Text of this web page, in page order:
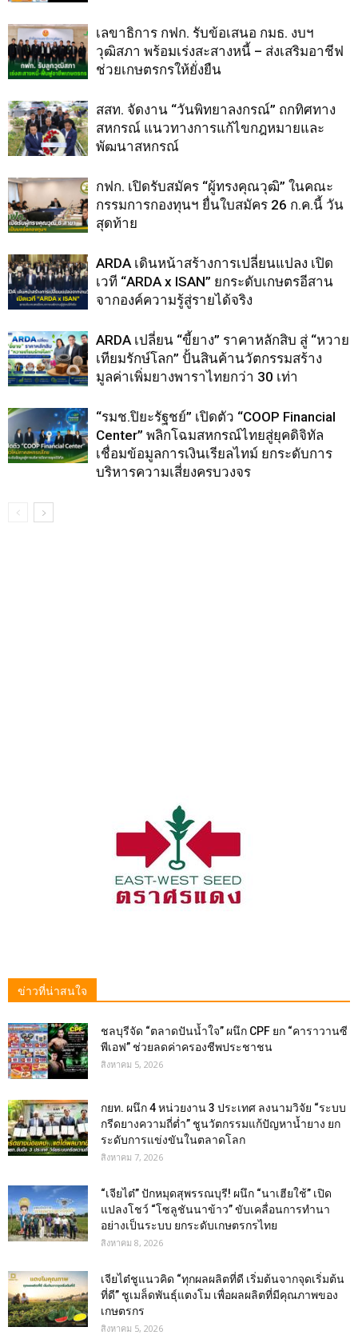
เลขาธิการ กฟก. รับข้อเสนอ กมธ. งบฯ
วุฒิสภา พร้อมเร่งสะสางหนี้ – ส่งเสริมอาชีฟ
ช่วยเกษตรกรให้ยั่งยืน
สสท. จัดงาน “วันพิทยาลงกรณ์” ถกทิศทาง
สหกรณ์ แนวทางการแก้ไขกฎหมายและ
พัฒนาสหกรณ์
กฟก. เปิดรับสมัคร “ผู้ทรงคุณวุฒิ” ในคณะ
กรรมการกองทุนฯ ยื่นใบสมัคร 26 ก.ค.นี้ วัน
สุดท้าย
ARDA เดินหน้าสร้างการเปลี่ยนแปลง เปิด
เวที “ARDA x ISAN” ยกระดับเกษตรอีสาน
จากองค์ความรู้สู่รายได้จริง
ARDA เปลี่ยน “ขี้ยาง” ราคาหลักสิบ สู่ “หวาย
เทียมรักษ์โลก” ปั้นสินค้านวัตกรรมสร้าง
มูลค่าเพิ่มยางพาราไทยกว่า 30 เท่า
“รมช.ปิยะรัฐชย์” เปิดตัว “COOP Financial
Center” พลิกโฉมสหกรณ์ไทยสู่ยุคดิจิทัล
เชื่อมข้อมูลการเงินเรียลไทม์ ยกระดับการ
บริหารความเสี่ยงครบวงจร
ข่าวที่น่าสนใจ
ชลบุรีจัด “ตลาดปันน้ำใจ” ผนึก CPF ยก “คาราวานซี
พีเอฟ” ช่วยลดค่าครองชีพประชาชน
สิงหาคม 5, 2026
กยท. ผนึก 4 หน่วยงาน 3 ประเทศ ลงนามวิจัย “ระบบ
กรีดยางความถี่ต่ำ” ชูนวัตกรรมแก้ปัญหาน้ำยาง ยก
ระดับการแข่งขันในตลาดโลก
สิงหาคม 7, 2026
“เจียไต๋” ปักหมุดสุพรรณบุรี! ผนึก “นาเฮียใช้” เปิด
แปลงโชว์ “โซลูชันนาข้าว” ขับเคลื่อนการทำนา
อย่างเป็นระบบ ยกระดับเกษตรกรไทย
สิงหาคม 8, 2026
เจียไต๋ชูแนวคิด “ทุกผลผลิตที่ดี เริ่มต้นจากจุดเริ่มต้น
ที่ดี” ชูเมล็ดพันธุ์แตงโม เพื่อผลผลิตที่มีคุณภาพของ
เกษตรกร
สิงหาคม 5, 2026